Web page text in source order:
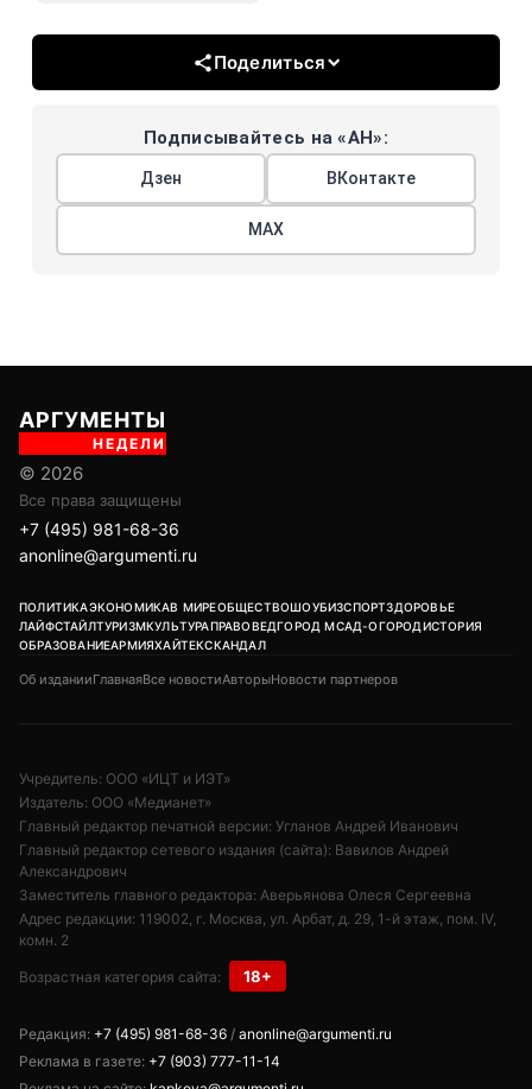
Поделиться
Подписывайтесь на «АН»:
Дзен ВКонтакте
МАХ
АРГУМЕНТЫ
НЕДЕЛИ
© 2026
Все права защищены
+7 (495) 981-68-36
anonline@argumenti.ru
ПОЛИТИКАЭКОНОМИКАВ МИРЕОБЩЕСТВОШОУБИЗСПОРТЗДОРОВЬЕ
ЛАЙФСТАЙЛТУРИЗМКУЛЬТУРАПРАВОВЕДГОРОД МСАД-ОГОРОДИСТОРИЯ
ОБРАЗОВАНИЕАРМИЯХАЙТЕКСКАНДАЛ
Об изданииГлавнаяВсе новостиАвторыНовости партнеров
Учредитель: ООО «ИЦТ и ИЭТ»
Издатель: ООО «Медианет»
Главный редактор печатной версии: Угланов Андрей Иванович
Главный редактор сетевого издания (сайта): Вавилов Андрей
Александрович
Заместитель главного редактора: Аверьянова Олеся Сергеевна
Адрес редакции: 119002, г. Москва, ул. Арбат, д. 29, 1-й этаж, пом. IV,
комн. 2
Возрастная категория сайта: 18+
Редакция: +7 (495) 981-68-36 / anonline@argumenti.ru
Реклама в газете: +7 (903) 777-11-14